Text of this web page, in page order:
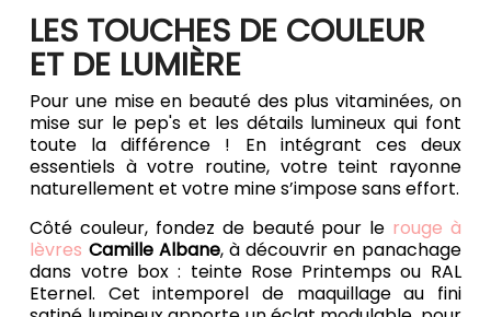
LES TOUCHES DE COULEUR
ET DE LUMIÈRE
Pour une mise en beauté des plus vitaminées, on
mise sur le pep's et les détails lumineux qui font
toute la différence ! En intégrant ces deux
essentiels à votre routine, votre teint rayonne
naturellement et votre mine s’impose sans effort.
Côté couleur, fondez de beauté pour le rouge à
lèvres Camille Albane, à découvrir en panachage
dans votre box : teinte Rose Printemps ou RAL
Eternel. Cet intemporel de maquillage au fini